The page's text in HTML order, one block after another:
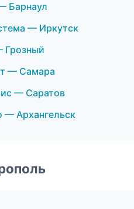
Барнаул
— Иркутск
Грозный
— Самара
— Саратов
— Архангельск